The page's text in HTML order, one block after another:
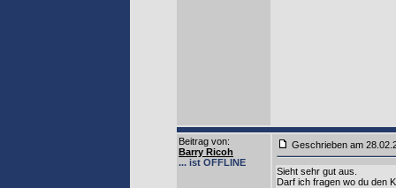
Beitrag von:
Barry Ricoh
... ist OFFLINE
Geschrieben am
Sieht sehr gut aus.
Darf ich fragen wo du den